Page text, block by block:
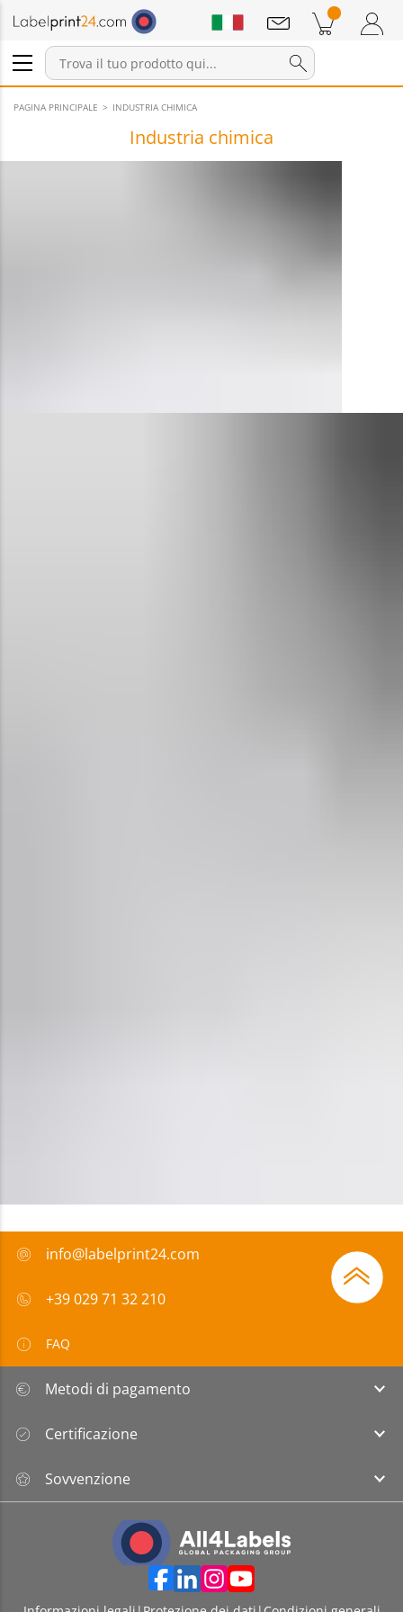
Accedi / Registrati
Prodotti nel carrello
Annunci
PAGINA PRINCIPALE INDUSTRIA CHIMICA
Industria chimica
info@labelprint24.com
+39 029 71 32 210
FAQ
Metodi di pagamento
Certificazione
Sovvenzione